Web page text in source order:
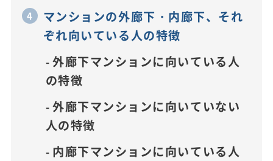
マンションの外廊下・内廊下、それ
ぞれ向いている人の特徴
外廊下マンションに向いている人
の特徴
外廊下マンションに向いていない
人の特徴
内廊下マンションに向いている人